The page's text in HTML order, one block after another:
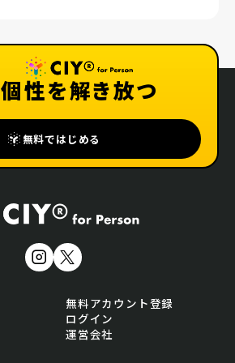
個性を解き放つ
無料ではじめる
無料アカウント登録
ログイン
運営会社